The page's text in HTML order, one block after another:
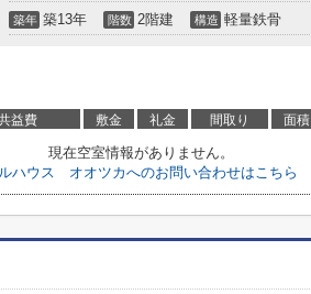
築年 築13年 階数 2階建 構造 軽量鉄骨
益費 敷金 礼金 間取り 面積
現在空室情報がありません。
ハウス オオツカへのお問い合わせはこちら